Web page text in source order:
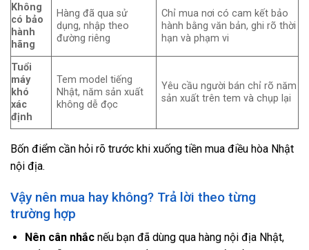
Không
có bảo
hành
hãng
Hàng đã qua sử
dụng, nhập theo
đường riêng
Chỉ mua nơi có cam kết bảo
hành bằng văn bản, ghi rõ thời
hạn và phạm vi
Tuổi
máy
khó
xác
định
Tem model tiếng
Nhật, năm sản xuất
không dễ đọc
Yêu cầu người bán chỉ rõ năm
sản xuất trên tem và chụp lại
Bốn điểm cần hỏi rõ trước khi xuống tiền mua điều hòa Nhật
nội địa.
Vậy nên mua hay không? Trả lời theo từng
trường hợp
Nên cân nhắcnếu bạn đã dùng qua hàng nội địa Nhật,